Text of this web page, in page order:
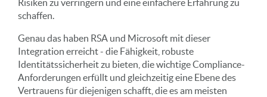
schaffen.
Genau das haben RSA und Microsoft mit dieser
Integration erreicht - die Fähigkeit, robuste
Identitätssicherheit zu bieten, die wichtige Compliance-
Anforderungen erfüllt und gleichzeitig eine Ebene des
Vertrauens für diejenigen schafft, die es am meisten